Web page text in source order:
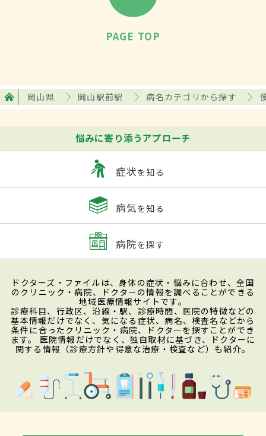
PAGE TOP
岡山県 岡山駅前駅 病名カテゴリから探す
悩みに寄り添うアプローチ
症状を知る
病気を知る
病院を探す
ドクターズ・ファイルは、身体の症状・悩みに合わせ、全国
のクリニック・病院、ドクターの情報を調べることができる
地域医療情報サイトです。
診療科目、行政区、沿線・駅、診療時間、医院の特徴などの
基本情報だけでなく、気になる症状、病名、検査名などから
条件に合ったクリニック・病院、ドクターを探すことができ
ます。 医院情報だけでなく、独自取材に基づき、ドクターに
関する情報（診療方針や得意な治療・検査など）も紹介。